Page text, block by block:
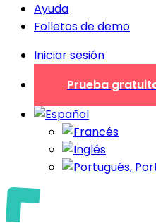
Ayuda
Folletos de demo
Iniciar sesión
Prueba